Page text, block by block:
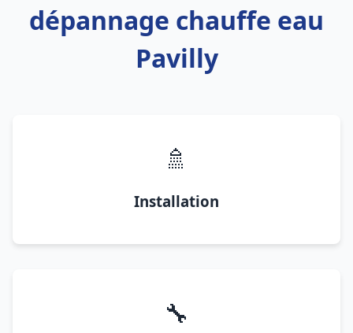
dépannage chauffe eau
Pavilly
🚿
Installation
🔧